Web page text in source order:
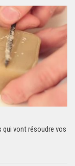
qui vont résoudre vos